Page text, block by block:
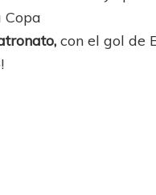
Copa
con el gol de